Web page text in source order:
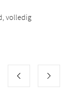
volledig